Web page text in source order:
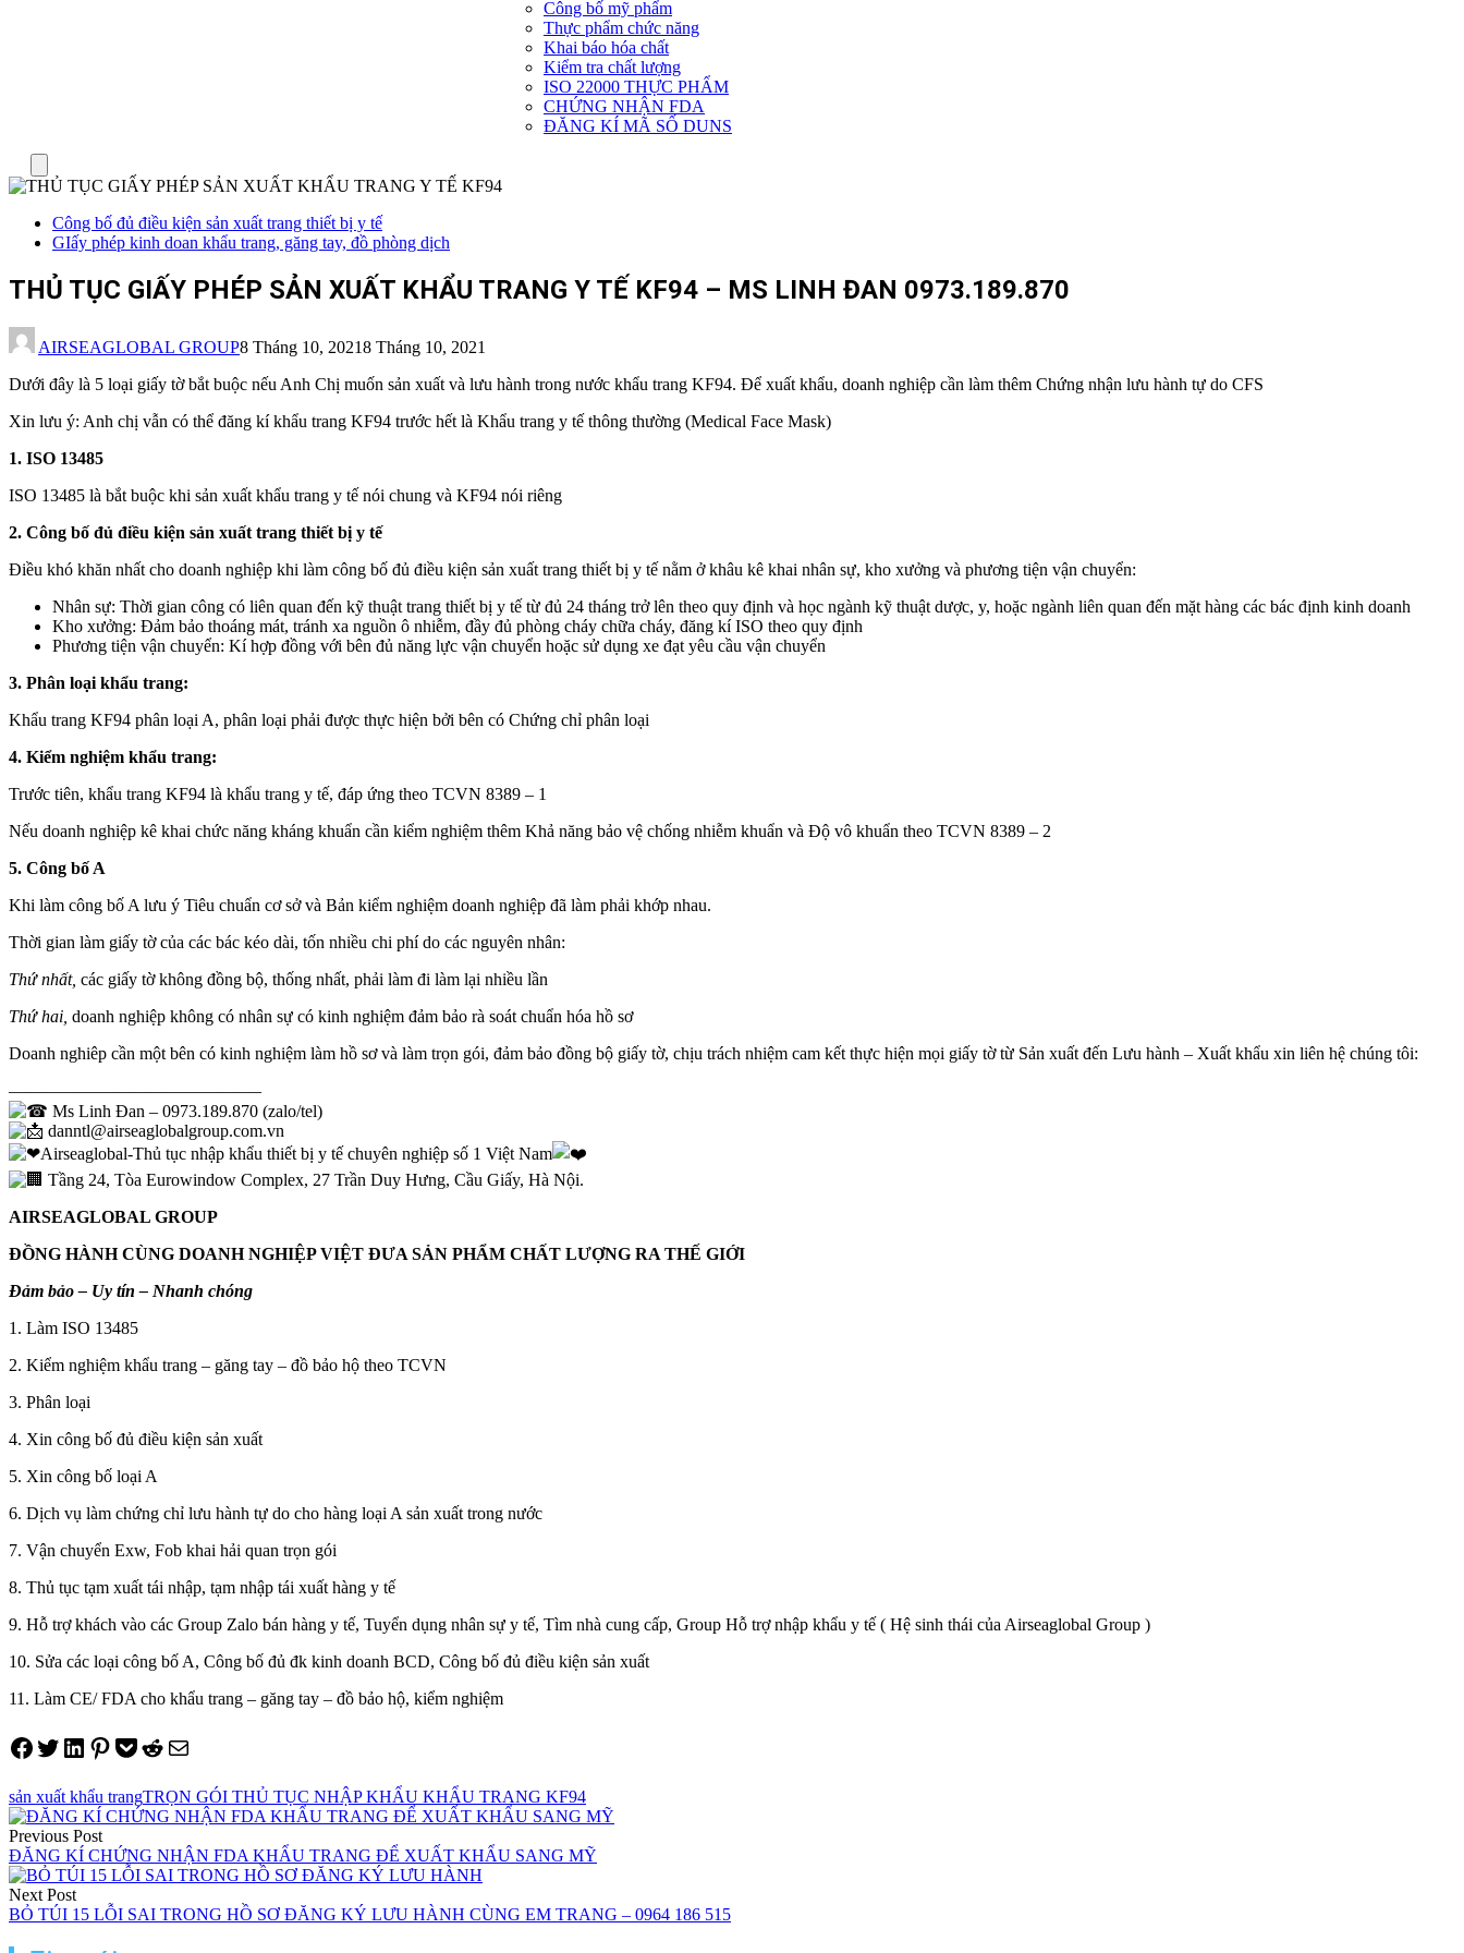
Dịch
vụ
khác
Công bố mỹ phẩm
Thực phẩm chức năng
Khai báo hóa chất
Kiểm tra chất lượng
ISO 22000 THỰC PHẨM
CHỨNG NHẬN FDA
ĐĂNG KÍ MÃ SỐ DUNS
Công bố đủ điều kiện sản xuất trang thiết bị y tế
GIấy phép kinh doan khẩu trang, găng tay, đồ phòng dịch
THỦ TỤC GIẤY PHÉP SẢN XUẤT KHẨU TRANG Y TẾ KF94 – MS LINH ĐAN 0973.189.870
AIRSEAGLOBAL GROUP8 Tháng 10, 20218 Tháng 10, 2021
Dưới đây là 5 loại giấy tờ bắt buộc nếu Anh Chị muốn sản xuất và lưu hành trong nước khẩu trang KF94. Để xuất khẩu, doanh nghiệp cần làm thêm Chứng nhận lưu hành tự do CFS
Xin lưu ý: Anh chị vẫn có thể đăng kí khẩu trang KF94 trước hết là Khẩu trang y tế thông thường (Medical Face Mask)
1. ISO 13485
ISO 13485 là bắt buộc khi sản xuất khẩu trang y tế nói chung và KF94 nói riêng
2. Công bố đủ điều kiện sản xuất trang thiết bị y tế
Điều khó khăn nhất cho doanh nghiệp khi làm công bố đủ điều kiện sản xuất trang thiết bị y tế nằm ở khâu kê khai nhân sự, kho xưởng và phương tiện vận chuyển:
Nhân sự: Thời gian công có liên quan đến kỹ thuật trang thiết bị y tế từ đủ 24 tháng trở lên theo quy định và học ngành kỹ thuật dược, y, hoặc ngành liên quan đến mặt hàng các bác định kinh doanh
Kho xưởng: Đảm bảo thoáng mát, tránh xa nguồn ô nhiễm, đầy đủ phòng cháy chữa cháy, đăng kí ISO theo quy định
Phương tiện vận chuyển: Kí hợp đồng với bên đủ năng lực vận chuyển hoặc sử dụng xe đạt yêu cầu vận chuyển
3. Phân loại khẩu trang:
Khẩu trang KF94 phân loại A, phân loại phải được thực hiện bởi bên có Chứng chỉ phân loại
4. Kiểm nghiệm khẩu trang:
Trước tiên, khẩu trang KF94 là khẩu trang y tế, đáp ứng theo TCVN 8389 – 1
Nếu doanh nghiệp kê khai chức năng kháng khuẩn cần kiểm nghiệm thêm Khả năng bảo vệ chống nhiễm khuẩn và Độ vô khuẩn theo TCVN 8389 – 2
5. Công bố A
Khi làm công bố A lưu ý Tiêu chuẩn cơ sở và Bản kiểm nghiệm doanh nghiệp đã làm phải khớp nhau.
Thời gian làm giấy tờ của các bác kéo dài, tốn nhiều chi phí do các nguyên nhân:
Thứ nhất, các giấy tờ không đồng bộ, thống nhất, phải làm đi làm lại nhiều lần
Thứ hai, doanh nghiệp không có nhân sự có kinh nghiệm đảm bảo rà soát chuẩn hóa hồ sơ
Doanh nghiêp cần một bên có kinh nghiệm làm hồ sơ và làm trọn gói, đảm bảo đồng bộ giấy tờ, chịu trách nhiệm cam kết thực hiện mọi giấy tờ từ Sản xuất đến Lưu hành – Xuất khẩu xin liên hệ chúng tôi:
——————————————–
Ms Linh Đan – 0973.189.870 (zalo/tel)
danntl@airseaglobalgroup.com.vn
Airseaglobal-Thủ tục nhập khẩu thiết bị y tế chuyên nghiệp số 1 Việt Nam
Tầng 24, Tòa Eurowindow Complex, 27 Trần Duy Hưng, Cầu Giấy, Hà Nội.
AIRSEAGLOBAL GROUP
ĐỒNG HÀNH CÙNG DOANH NGHIỆP VIỆT ĐƯA SẢN PHẨM CHẤT LƯỢNG RA THẾ GIỚI
Đảm bảo – Uy tín – Nhanh chóng
1. Làm ISO 13485
2. Kiểm nghiệm khẩu trang – găng tay – đồ bảo hộ theo TCVN
3. Phân loại
4. Xin công bố đủ điều kiện sản xuất
5. Xin công bố loại A
6. Dịch vụ làm chứng chỉ lưu hành tự do cho hàng loại A sản xuất trong nước
7. Vận chuyển Exw, Fob khai hải quan trọn gói
8. Thủ tục tạm xuất tái nhập, tạm nhập tái xuất hàng y tế
9. Hỗ trợ khách vào các Group Zalo bán hàng y tế, Tuyển dụng nhân sự y tế, Tìm nhà cung cấp, Group Hỗ trợ nhập khẩu y tế ( Hệ sinh thái của Airseaglobal Group )
10. Sửa các loại công bố A, Công bố đủ đk kinh doanh BCD, Công bố đủ điều kiện sản xuất
11. Làm CE/ FDA cho khẩu trang – găng tay – đồ bảo hộ, kiểm nghiệm
Share on Facebook
Tweet on Twitter
Share on LinkedIn
Pin on Pinterest
Save to pocket
Share on Reddit
Share via Email
sản xuất khẩu trangTRỌN GÓI THỦ TỤC NHẬP KHẨU KHẨU TRANG KF94
Điều
hướng
bài
viết
Previous Post
ĐĂNG KÍ CHỨNG NHẬN FDA KHẨU TRANG ĐỂ XUẤT KHẨU SANG MỸ
Next Post
BỎ TÚI 15 LỖI SAI TRONG HỒ SƠ ĐĂNG KÝ LƯU HÀNH CÙNG EM TRANG – 0964 186 515